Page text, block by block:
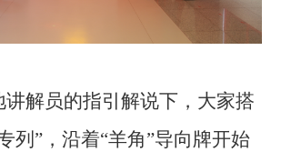
讲解员的指引解说下，大家搭
列”，沿着“羊角”导向牌开始